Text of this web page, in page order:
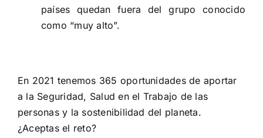
países quedan fuera del grupo conocido
como “muy alto”.
En 2021 tenemos 365 oportunidades de aportar
a la Seguridad, Salud en el Trabajo de las
personas y la sostenibilidad del planeta.
¿Aceptas el reto?